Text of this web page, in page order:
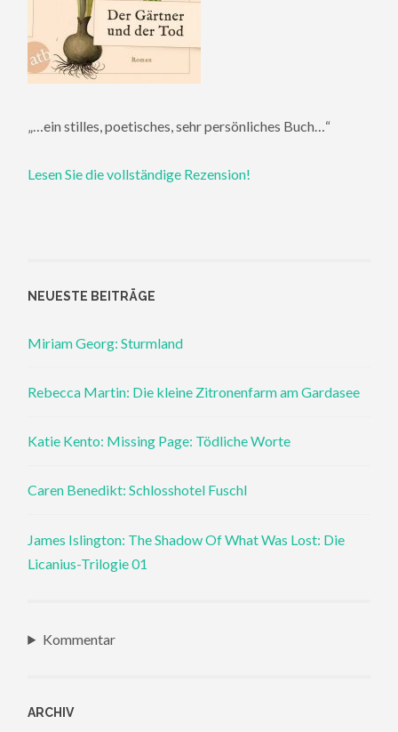
„…ein stilles, poetisches, sehr persönliches Buch…“
Lesen Sie die vollständige Rezension!
NEUESTE BEITRÄGE
Miriam Georg: Sturmland
Rebecca Martin: Die kleine Zitronenfarm am Gardasee
Katie Kento: Missing Page: Tödliche Worte
Caren Benedikt: Schlosshotel Fuschl
James Islington: The Shadow Of What Was Lost: Die
Licanius-Trilogie 01
Kommentar
ARCHIV